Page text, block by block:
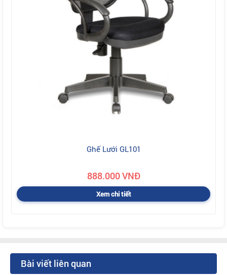
Ghế Lưới GL101
888.000 VNĐ
Xem chi tiết
Bài viết liên quan